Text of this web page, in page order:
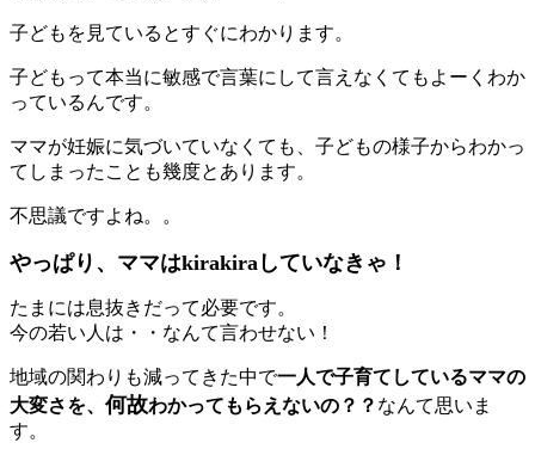
子どもを見ているとすぐにわかります。
子どもって本当に敏感で言葉にして言えなくてもよーくわか
っているんです。
ママが妊娠に気づいていなくても、子どもの様子からわかっ
てしまったことも幾度とあります。
不思議ですよね。。
やっぱり、ママはkirakiraしていなきゃ！
たまには息抜きだって必要です。
今の若い人は・・なんて言わせない！
地域の関わりも減ってきた中で一人で子育てしているママの
大変さを、 何故わかってもらえないの？？ なんて思いま
す。